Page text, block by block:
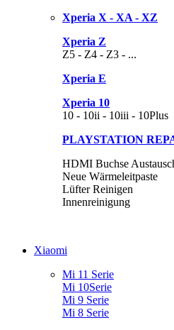
Xperia X - XA - XZ
Xperia Z
Z5 - Z4 - Z3 - ...
Xperia E
Xperia 10
10 - 10ii - 10iii - 10Plus
PLAYSTATION
HDMI Buchse
Neue Wärmeleitpaste
Lüfter Reinigen
Innenreinigung
Xiaomi
Mi 11 Serie
Mi 10Serie
Mi 9 Serie
Mi 8 Serie